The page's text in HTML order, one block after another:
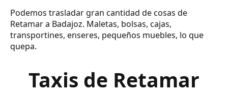
Podemos trasladar gran cantidad de cosas de
Retamar a Badajoz. Maletas, bolsas, cajas,
transportines, enseres, pequeños muebles, lo que
quepa.
Taxis de Retamar